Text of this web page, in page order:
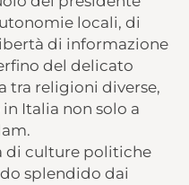
locali, di
di informazione
del delicato
tra religioni diverse,
Italia non solo a
di culture politiche
splendido dai